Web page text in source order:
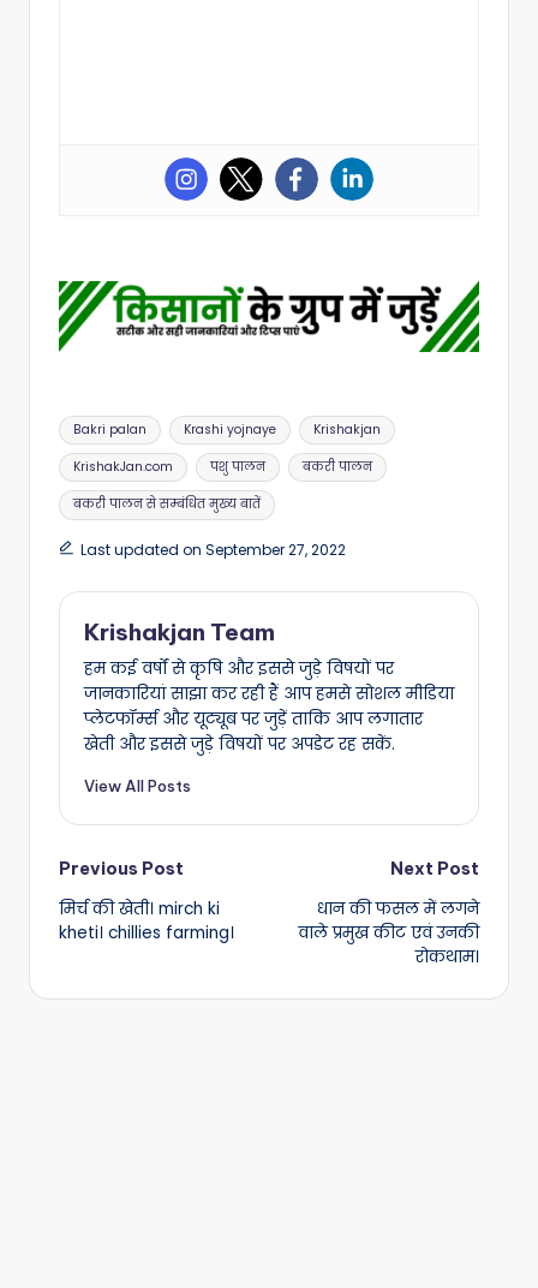
Tags:
Bakri palan Krashi yojnaye Krishakjan
KrishakJan.com पशु पालन बकरी पालन
बकरी पालन से सम्बंधित मुख्य बातें
Last updated on September 27, 2022
Krishakjan Team
हम कई वर्षों से कृषि और इससे जुड़े विषयों पर
जानकारियां साझा कर रही हैं आप हमसे सोशल मीडिया
प्लेटफॉर्म्स और यूट्यूब पर जुड़ें ताकि आप लगातार
खेती और इससे जुड़े विषयों पर अपडेट रह सकें.
View All Posts
Post
navigation
Previous Post
मिर्च की खेती। mirch ki
kheti। chillies farming।
Next Post
धान की फसल में लगने
वाले प्रमुख कीट एवं उनकी
रोकथाम।